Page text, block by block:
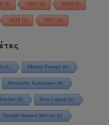
(1) 1857 (1) 1853 (1)
1839 (1) 1837 (1)
(1) Alberto Perego (6)
Alexander Kazantsev (6)
(4) Bela Lugosi (1)
Donald Howard Menzel (2)